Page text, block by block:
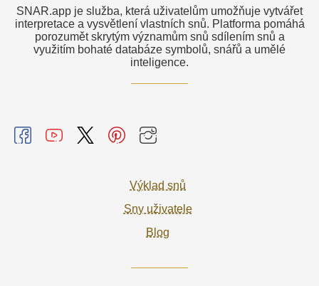
SNAR.app je služba, která uživatelům umožňuje vytvářet
interpretace a vysvětlení vlastních snů. Platforma pomáhá
porozumět skrytým významům snů sdílením snů a
využitím bohaté databáze symbolů, snářů a umělé
inteligence.
Výklad snů
Sny uživatele
Blog